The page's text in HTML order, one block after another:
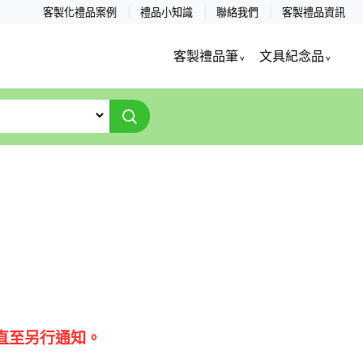
客製化禮品案例 禮品小知識 聯絡我們 客製禮品資訊
客製禮品筆 文具紀念品
至另行通知。